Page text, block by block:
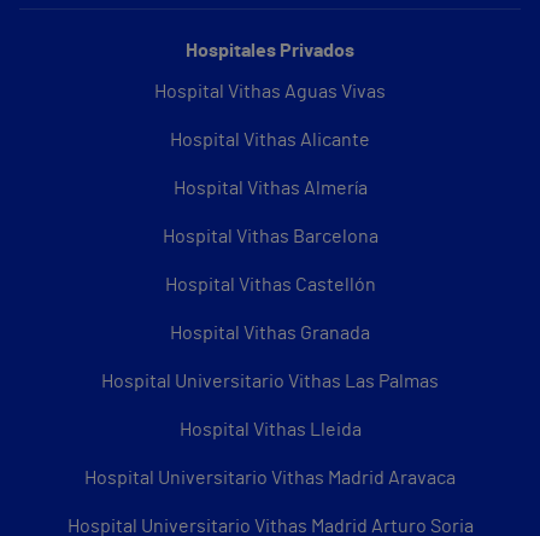
Hospitales Privados
Hospital Vithas Aguas Vivas
Hospital Vithas Alicante
Hospital Vithas Almería
Hospital Vithas Barcelona
Hospital Vithas Castellón
Hospital Vithas Granada
Hospital Universitario Vithas Las Palmas
Hospital Vithas Lleida
Hospital Universitario Vithas Madrid Aravaca
Hospital Universitario Vithas Madrid Arturo Soria